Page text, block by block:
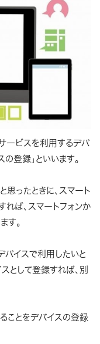
ービスを利用するデバ
登録」といいます。
ったときに、スマート
れば、スマートフォンか
す。
バイスで利用したいと
として登録すれば、別
ことをデバイスの登録